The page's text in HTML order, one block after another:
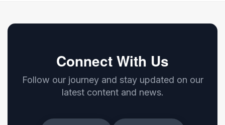
Connect With Us
Follow our journey and stay updated on our
latest content and news.